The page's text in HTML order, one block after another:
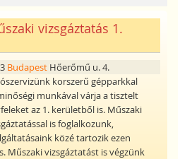
vizsgáztatás 1.
Budapest Hőerőmű u. 4.
korszerű gépparkkal
munkával várja a tisztelt
az 1. kerületből is. Műszaki
is foglalkozunk,
közé tartozik ezen
Műszaki vizsgáztatást is végzünk